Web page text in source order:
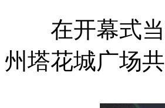
在开幕式当
州塔花城广场